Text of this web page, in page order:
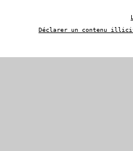
Déclarer un contenu